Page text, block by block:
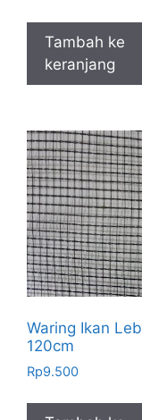
Tambah ke
keranjang
Waring Ikan
120cm
Rp9.500